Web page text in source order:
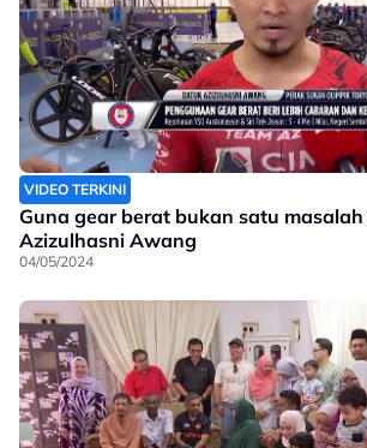
VIDEO TERKINI
Guna gear berat bukan satu
Azizulhasni Awang
04/05/2024